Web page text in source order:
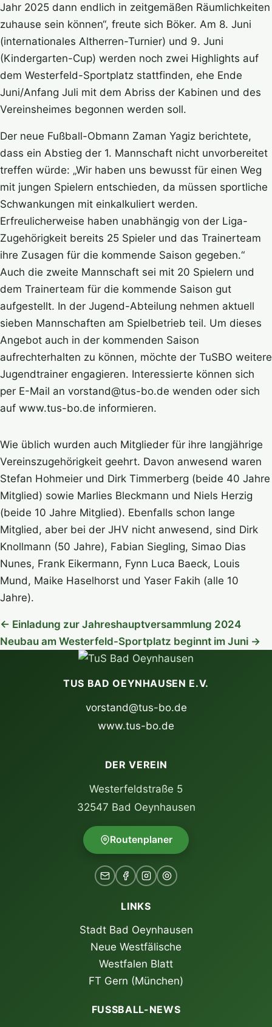
Jahr 2025 dann endlich in zeitgemäßen Räumlichkeiten
zuhause sein können“, freute sich Böker. Am 8. Juni
(internationales Altherren-Turnier) und 9. Juni
(Kindergarten-Cup) werden noch zwei Highlights auf
dem Westerfeld-Sportplatz stattfinden, ehe Ende
Juni/Anfang Juli mit dem Abriss der Kabinen und des
Vereinsheimes begonnen werden soll.
Der neue Fußball-Obmann Zaman Yagiz berichtete,
dass ein Abstieg der 1. Mannschaft nicht unvorbereitet
treffen würde: „Wir haben uns bewusst für einen Weg
mit jungen Spielern entschieden, da müssen sportliche
Schwankungen mit einkalkuliert werden.
Erfreulicherweise haben unabhängig von der Liga-
Zugehörigkeit bereits 25 Spieler und das Trainerteam
ihre Zusagen für die kommende Saison gegeben.“
Auch die zweite Mannschaft sei mit 20 Spielern und
dem Trainerteam für die kommende Saison gut
aufgestellt. In der Jugend-Abteilung nehmen aktuell
sieben Mannschaften am Spielbetrieb teil. Um dieses
Angebot auch in der kommenden Saison
aufrechterhalten zu können, möchte der TuSBO weitere
Jugendtrainer engagieren. Interessierte können sich
per E-Mail an vorstand@tus-bo.de wenden oder sich
auf www.tus-bo.de informieren.
Wie üblich wurden auch Mitglieder für ihre langjährige
Vereinszugehörigkeit geehrt. Davon anwesend waren
Stefan Hohmeier und Dirk Timmerberg (beide 40 Jahre
Mitglied) sowie Marlies Bleckmann und Niels Herzig
(beide 10 Jahre Mitglied). Ebenfalls schon lange
Mitglied, aber bei der JHV nicht anwesend, sind Dirk
Knollmann (50 Jahre), Fabian Siegling, Simao Dias
Nunes, Frank Eikermann, Fynn Luca Baeck, Louis
Mund, Maike Haselhorst und Yaser Fakih (alle 10
Jahre).
← Einladung zur Jahreshauptversammlung 2024
Neubau am Westerfeld-Sportplatz beginnt im Juni →
TUS BAD OEYNHAUSEN E.V.
vorstand@tus-bo.de
www.tus-bo.de
DER VEREIN
Westerfeldstraße 5
32547 Bad Oeynhausen
Routenplaner
LINKS
Stadt Bad Oeynhausen
Neue Westfälische
Westfalen Blatt
FT Gern (München)
FUSSBALL-NEWS